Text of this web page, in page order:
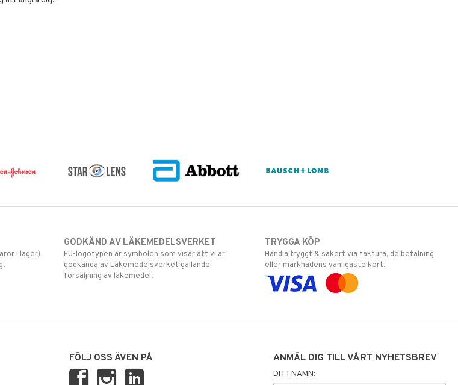
i lager)
GODKÄND AV LÄKEMEDELSVERKET
EU-logotypen är symbolen som visar att vi är
godkända av Läkemedelsverket gällande
försäljning av läkemedel.
TRYGGA KÖP
Handla tryggt & säkert via faktura, delbetalning
eller marknadens vanligaste kort.
FÖLJ OSS ÄVEN PÅ ANMÄL DIG TILL VÅRT NYHETSBREV
DITT NAMN: